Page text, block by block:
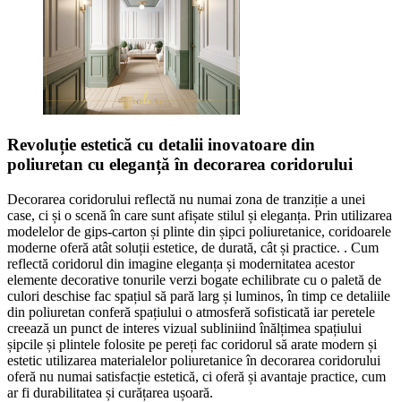
Revoluție estetică cu detalii inovatoare din
poliuretan cu eleganță în decorarea coridorului
Decorarea coridorului reflectă nu numai zona de tranziție a unei
case, ci și o scenă în care sunt afișate stilul și eleganța. Prin utilizarea
modelelor de gips-carton și plinte din șipci poliuretanice, coridoarele
moderne oferă atât soluții estetice, de durată, cât și practice. . Cum
reflectă coridorul din imagine eleganța și modernitatea acestor
elemente decorative tonurile verzi bogate echilibrate cu o paletă de
culori deschise fac spațiul să pară larg și luminos, în timp ce detaliile
din poliuretan conferă spațiului o atmosferă sofisticată iar peretele
creează un punct de interes vizual subliniind înălțimea spațiului
șipcile și plintele folosite pe pereți fac coridorul să arate modern și
estetic utilizarea materialelor poliuretanice în decorarea coridorului
oferă nu numai satisfacție estetică, ci oferă și avantaje practice, cum
ar fi durabilitatea și curățarea ușoară.